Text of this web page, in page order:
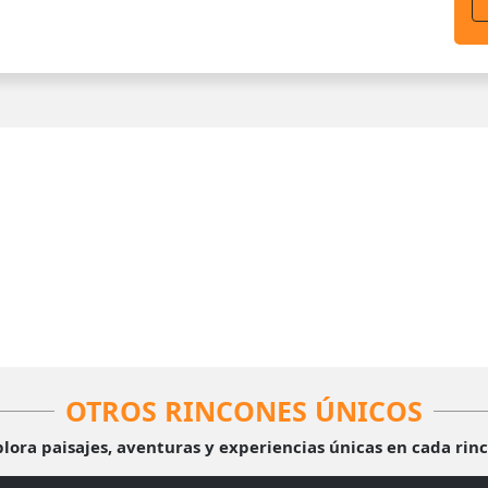
OTROS RINCONES ÚNICOS
paisajes, aventuras y experiencias únicas en cada